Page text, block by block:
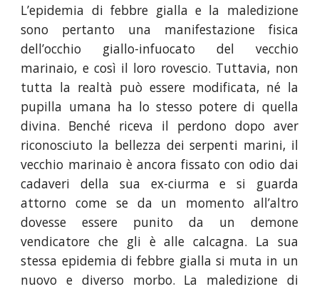
L’epidemia di febbre gialla e la maledizione
sono pertanto una manifestazione fisica
dell’occhio giallo-infuocato del vecchio
marinaio, e così il loro rovescio. Tuttavia, non
tutta la realtà può essere modificata, né la
pupilla umana ha lo stesso potere di quella
divina. Benché riceva il perdono dopo aver
riconosciuto la bellezza dei serpenti marini, il
vecchio marinaio è ancora fissato con odio dai
cadaveri della sua ex-ciurma e si guarda
attorno come se da un momento all’altro
dovesse essere punito da un demone
vendicatore che gli è alle calcagna. La sua
stessa epidemia di febbre gialla si muta in un
nuovo e diverso morbo. La maledizione di